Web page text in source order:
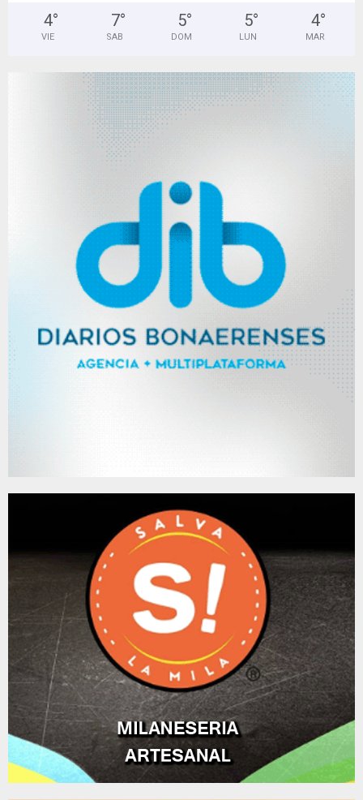
4°
VIE
7°
SAB
5°
DOM
5°
LUN
4°
MAR